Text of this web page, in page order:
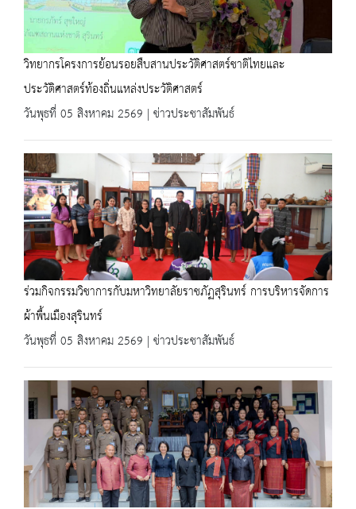
วิทยากรโครงการย้อนรอยสืบสานประวัติศาสตร์ชาติไทยและ
ประวัติศาสตร์ท้องถิ่นแหล่งประวัติศาสตร์
วันพุธที่ 05 สิงหาคม 2569 | ข่าวประชาสัมพันธ์
ร่วมกิจกรรมวิชาการกับมหาวิทยาลัยราชภัฏสุรินทร์ การบริหารจัดการ
ผ้าพื้นเมืองสุรินทร์
วันพุธที่ 05 สิงหาคม 2569 | ข่าวประชาสัมพันธ์